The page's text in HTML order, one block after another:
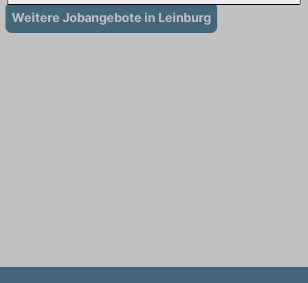
Weitere Jobangebote in Leinburg